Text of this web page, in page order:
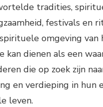
tradities,
festivals en
omgeving van
kan dienen als een
die op zoek zijn
en verdieping in hun
leven.